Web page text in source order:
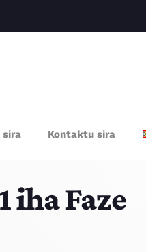
sira Kontaktu sira
iha Faze